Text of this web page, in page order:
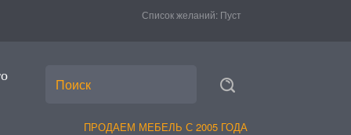
Список желаний: Пуст
ПРОДАЕМ МЕБЕЛЬ С 2005 ГОДА